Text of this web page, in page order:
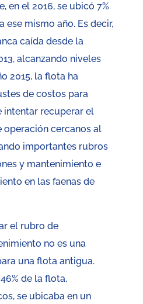
en el 2016, se ubicó 7%
ese mismo año. Es decir,
caída desde la
alcanzando niveles
2015, la flota ha
de costos para
intentar recuperar el
operación cercanos al
importantes rubros
y mantenimiento e
en las faenas de
el rubro de
no es una
una flota antigua.
de la flota,
se ubicaba en un